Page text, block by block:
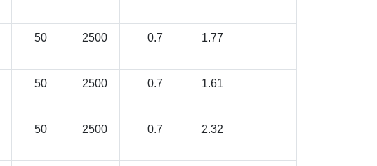
50 2500 0.7 1.77
50 2500 0.7 1.61
50 2500 0.7 2.32